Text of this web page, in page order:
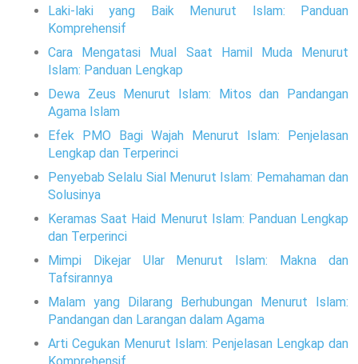
Laki-laki yang Baik Menurut Islam: Panduan
Komprehensif
Cara Mengatasi Mual Saat Hamil Muda Menurut
Islam: Panduan Lengkap
Dewa Zeus Menurut Islam: Mitos dan Pandangan
Agama Islam
Efek PMO Bagi Wajah Menurut Islam: Penjelasan
Lengkap dan Terperinci
Penyebab Selalu Sial Menurut Islam: Pemahaman dan
Solusinya
Keramas Saat Haid Menurut Islam: Panduan Lengkap
dan Terperinci
Mimpi Dikejar Ular Menurut Islam: Makna dan
Tafsirannya
Malam yang Dilarang Berhubungan Menurut Islam:
Pandangan dan Larangan dalam Agama
Arti Cegukan Menurut Islam: Penjelasan Lengkap dan
Komprehensif